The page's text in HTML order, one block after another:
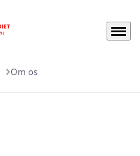
Menu
Om os